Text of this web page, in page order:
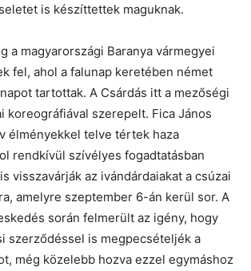
is készíttettek maguknak.
a magyarországi Baranya vármegyei
fel, ahol a falunap keretében német
tartottak. A Csárdás itt a mezőségi
koreográfiával szerepelt. Fica János
élményekkel telve tértek haza
rendkívül szívélyes fogadtatásban
visszavárják az ivándárdaiakat a csúzai
amelyre szeptember 6-án kerül sor. A
során felmerült az igény, hogy
szerződéssel is megpecsételjék a
még közelebb hozva ezzel egymáshoz